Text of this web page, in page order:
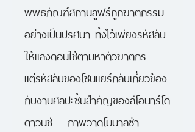
พิพิธภัณฑ์สถานลูฟร์ถูกฆาตกรรม
อย่างเป็นปริศนา ทิ้งไว้เพียงรหัสลับ
ให้แลงดอนใช้ตามหาตัวฆาตกร
แต่รหัสลับของโซนิแยร์กลับเกี่ยวข้อง
กับงานศิลปะชิ้นสำคัญของลีโอนาร์โด
ดาวินชี – ภาพวาดโมนาลิซ่า